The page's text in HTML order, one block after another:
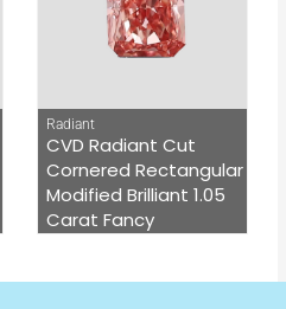
Radiant
CVD Radiant Cut
Cornered Rectangular
Modified Brilliant 1.05
Carat Fancy